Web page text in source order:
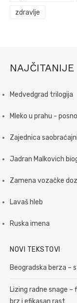
zdravlje
NAJČITANIJE
Medvedgrad trilogija
Mleko u prahu -
Zajednica
Jadran Malkovich
Zamena vozačke
Lavaš hleb
Ruska imena
NOVI TEKSTOVI
Beogradska berza –
Lizing radne snage –
brz i efikasan rast